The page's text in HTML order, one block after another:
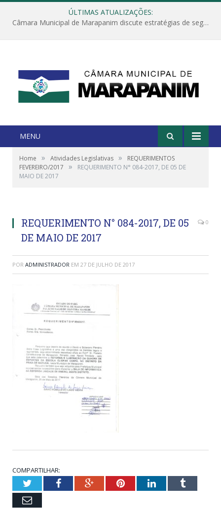
ÚLTIMAS ATUALIZAÇÕES:
Câmara Municipal de Marapanim discute estratégias de segurança com autoridades e poder executivo
MENU
Home » Atividades Legislativas »
REQUERIMENTOS
FEVEREIRO/2017
»
REQUERIMENTO N° 084-2017, DE 05 DE
MAIO DE 2017
REQUERIMENTO N° 084-2017, DE 05
DE MAIO DE 2017
0
POR ADMINISTRADOR EM 27 DE JULHO DE 2017
COMPARTILHAR:
TwitterFacebookGoogle+PinterestLinkedInTumblr
Email